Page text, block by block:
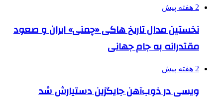
2 هفته پیش
نخستین مدال تاریخ هاکی «چمنی» ایران و صعود
مقتدرانه به جام جهانی
2 هفته پیش
ویسی در ذوب‌آهن جایگزین دستیارش شد